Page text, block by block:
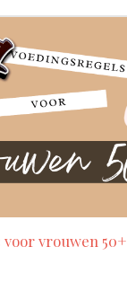
vrouwen 50+